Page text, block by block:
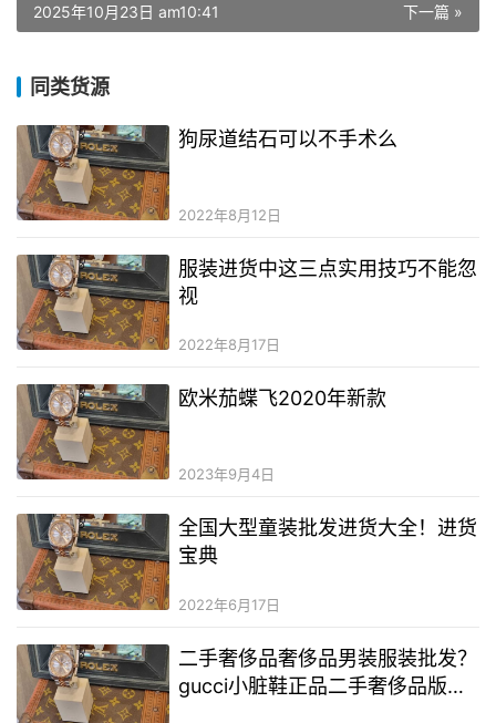
下一篇 »
2025年10月23日 am10:41
同类货源
狗尿道结石可以不手术么
2022年8月12日
服装进货中这三点实用技巧不能忽
视
2022年8月17日
欧米茄蝶飞2020年新款
2023年9月4日
全国大型童装批发进货大全！进货
宝典
2022年6月17日
二手奢侈品奢侈品男装服装批发？
gucci小脏鞋正品二手奢侈品版区